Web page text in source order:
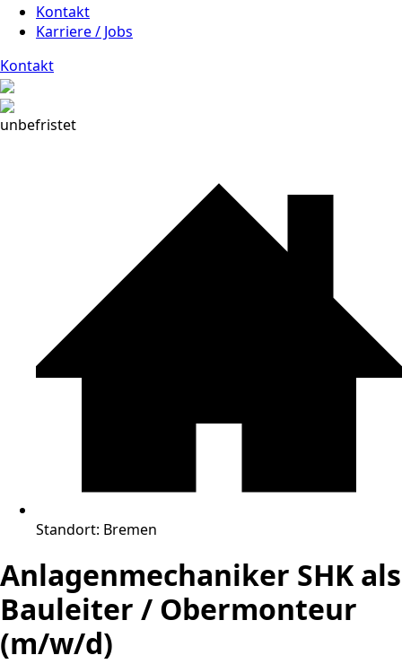
Kontakt
Karriere / Jobs
Kontakt
unbefristet
Standort: Bremen
Anlagenmechaniker SHK als
Bauleiter / Obermonteur
(m/w/d)